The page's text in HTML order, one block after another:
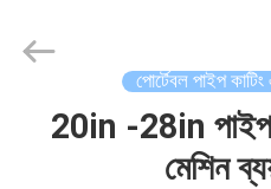
Engineering
Material
Technology(Suzhou)Co.,
Reserved.
পোর্টেবল পাইপ
20in -28in পাইপ
মেশিন